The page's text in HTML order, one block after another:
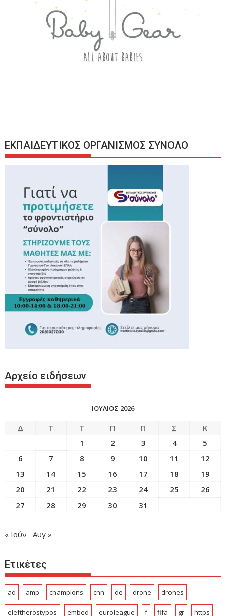
ΕΚΠΑΙΔΕΥΤΙΚΟΣ ΟΡΓΑΝΙΣΜΟΣ ΣΥΝΟΛΟ
Αρχείο ειδήσεων
ΙΟΥΛΙΟΣ 2026
Δ Τ Τ Π Π Σ
Κ
1
2 3 4
5
6
7 8 9 10 11
12
13
14 15 16 17 18
19
20
21 22 23 24 25
26
27
28 29 30 31
« Ιούν Αυγ »
Ετικέτες
ad amp champions cnn de drone drones
eleftherostypos embed euroleague f fifa gr https